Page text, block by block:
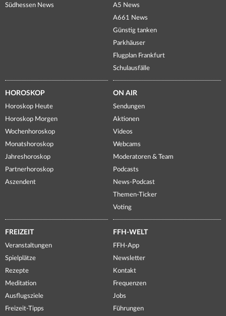
Südhessen News
A5 News
A661 News
Günstig tanken
Parkhäuser
Flugplan Frankfurt
Schulausfälle
HOROSKOP
Horoskop Heute
Horoskop Morgen
Wochenhoroskop
Monatshoroskop
Jahreshoroskop
Partnerhoroskop
Aszendent
ON AIR
Sendungen
Aktionen
Videos
Webcams
Moderatoren & Team
Podcasts
News-Podcast
Themen-Ticker
Voting
FREIZEIT
Veranstaltungen
Spielplätze
Rezepte
Meditation
Ausflugsziele
Freizeit-Tipps
FFH-WELT
FFH-App
Newsletter
Kontakt
Frequenzen
Jobs
Führungen